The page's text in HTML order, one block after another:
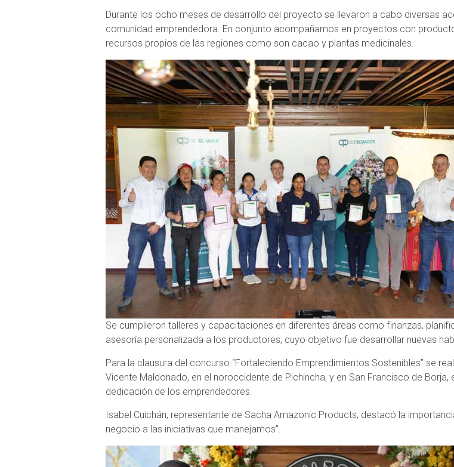
Durante los ocho meses de desarrollo del proyecto se llevaron a cabo diversas
comunidad emprendedora. En conjunto acompañamos en proyectos con
recursos propios de las regiones como son cacao y plantas medicinales.
Se cumplieron talleres y capacitaciones en diferentes áreas como finanzas,
asesoría personalizada a los productores, cuyo objetivo fue desarrollar nuevas
Para la clausura del concurso “Fortaleciendo Emprendimientos Sostenibles” se
Vicente Maldonado, en el noroccidente de Pichincha, y en San Francisco de
dedicación de los emprendedores.
Isabel Cuichán, representante de Sacha Amazonic Products, destacó la
negocio a las iniciativas que manejamos”.